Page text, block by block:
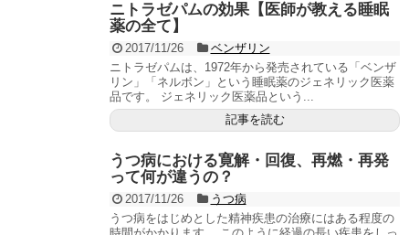
ニトラゼパムの効果【医師が教える睡眠
薬の全て】
2017/11/26
ベンザリン
ニトラゼパムは、1972年から発売されている「ベンザ
リン」「ネルボン」という睡眠薬のジェネリック医薬
品です。 ジェネリック医薬品という...
記事を読む
うつ病における寛解・回復、再燃・再発
って何が違うの？
2017/11/26
うつ病
うつ病をはじめとした精神疾患の治療にはある程度の